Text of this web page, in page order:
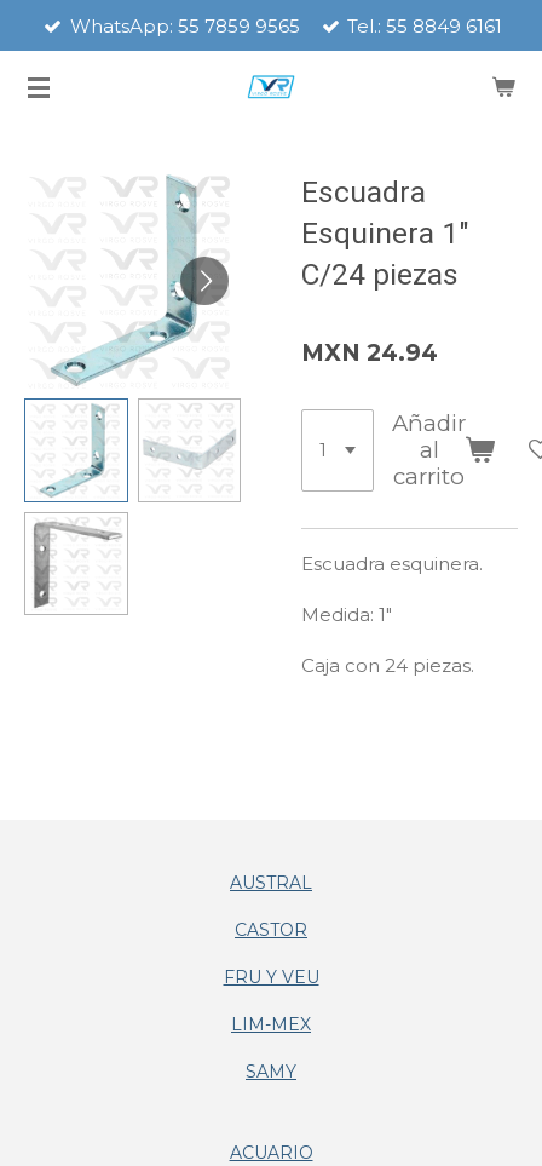
contenido
WhatsApp: 55 7859 9565 Tel.: 55 8849 6161
Escuadra
Esquinera 1"
C/24 piezas
MXN 24.94
Añadir
al
carrito
Escuadra esquinera.
Medida: 1"
Caja con 24 piezas.
AUSTRAL
CASTOR
FRU Y VEU
LIM-MEX
SAMY
ACUARIO